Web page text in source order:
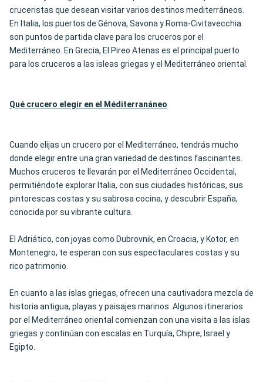
cruceristas que desean visitar varios destinos mediterráneos.
En Italia, los puertos de Génova, Savona y Roma-Civitavecchia
son puntos de partida clave para los cruceros por el
Mediterráneo. En Grecia, El Pireo Atenas es el principal puerto
para los cruceros a las isleas griegas y el Mediterráneo oriental.
Qué crucero elegir en el Méditerranáneo
Cuando elijas un crucero por el Mediterráneo, tendrás mucho
donde elegir entre una gran variedad de destinos fascinantes.
Muchos cruceros te llevarán por el Mediterráneo Occidental,
permitiéndote explorar Italia, con sus ciudades históricas, sus
pintorescas costas y su sabrosa cocina, y descubrir España,
conocida por su vibrante cultura.
El Adriático, con joyas como Dubrovnik, en Croacia, y Kotor, en
Montenegro, te esperan con sus espectaculares costas y su
rico patrimonio.
En cuanto a las islas griegas, ofrecen una cautivadora mezcla de
historia antigua, playas y paisajes marinos. Algunos itinerarios
por el Mediterráneo oriental comienzan con una visita a las islas
griegas y continúan con escalas en Turquía, Chipre, Israel y
Egipto.